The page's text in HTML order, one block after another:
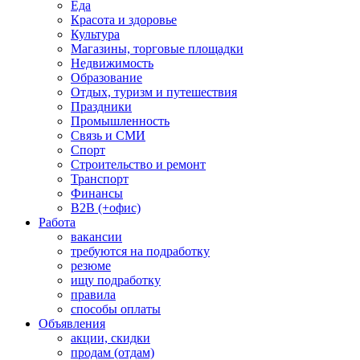
Еда
Красота и здоровье
Культура
Магазины, торговые площадки
Недвижимость
Образование
Отдых, туризм и путешествия
Праздники
Промышленность
Связь и СМИ
Спорт
Строительство и ремонт
Транспорт
Финансы
B2B (+офис)
Работа
вакансии
требуются на подработку
резюме
ищу подработку
правила
способы оплаты
Объявления
акции, скидки
продам (отдам)